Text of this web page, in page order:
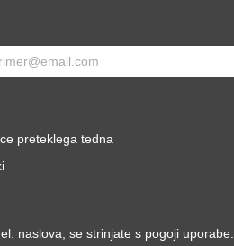
preteklega tedna
naslova, se strinjate s pogoji uporabe.